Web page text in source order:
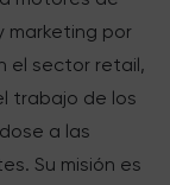
marketing por
el sector retail,
trabajo de los
a las
Su misión es